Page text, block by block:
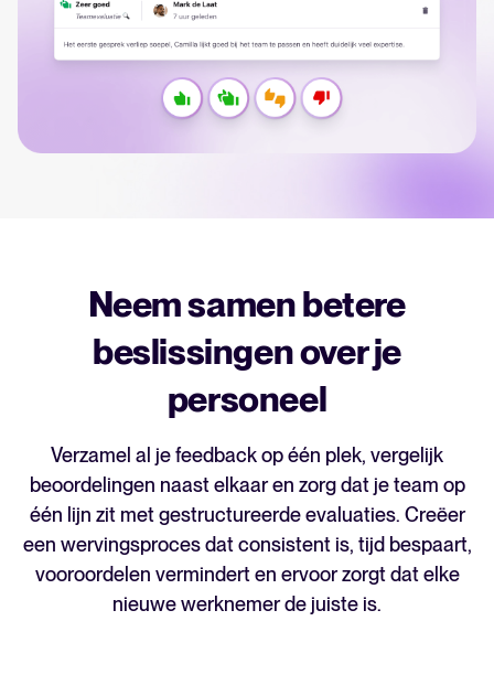
HRIS integratie
Rapportages & inzichten
Zoek door integraties
Partner met Tellent
FEATURED
Bereken besparingen en bouw je Tellent Recruitee businesscase.
Nieuw! Gids AI in recruitment
Download nu
Neem samen betere
beslissingen over je
personeel
Verzamel al je feedback op één plek, vergelijk
beoordelingen naast elkaar en zorg dat je team op
één lijn zit met gestructureerde evaluaties. Creëer
een wervingsproces dat consistent is, tijd bespaart,
vooroordelen vermindert en ervoor zorgt dat elke
nieuwe werknemer de juiste is.